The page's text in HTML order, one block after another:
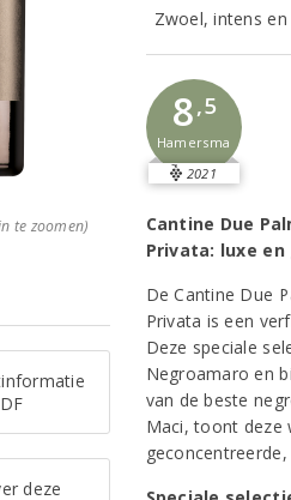
te zoomen)
deze
Zwoel, intens
8,5
Hamersma
2021
Cantine Due
Privata: luxe
De Cantine Due
Privata is een
Deze speciale
Negroamaro en
van de beste
Maci, toont deze